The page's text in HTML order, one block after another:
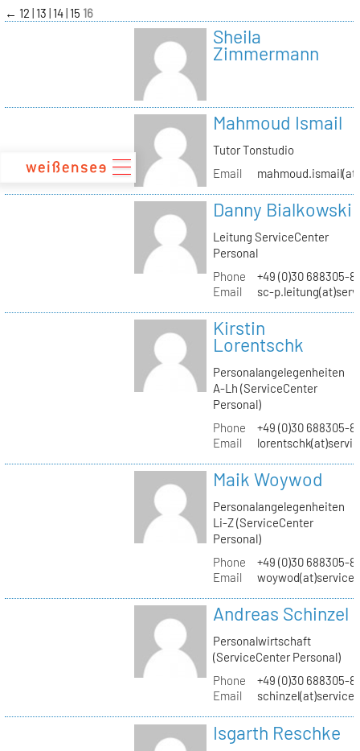
zum
Inhalt
← 12 13 14 15 16
Sheila
Zimmermann
Mahmoud Ismail
Tutor Tonstudio
Email
Danny Bialkowski
Leitung ServiceCenter
Personal
Phone
+49 (0)30 688305-
Email
sc-
Kirstin
Lorentschk
Personalangelegenheiten
A-Lh (ServiceCenter
Personal)
Phone
+49 (0)30 688305-
Email
Maik Woywod
Personalangelegenheiten
Li-Z (ServiceCenter
Personal)
Phone
+49 (0)30 688305-
Email
Andreas Schinzel
Personalwirtschaft
(ServiceCenter Personal)
Phone
+49 (0)30 688305-
Email
Isgarth Reschke